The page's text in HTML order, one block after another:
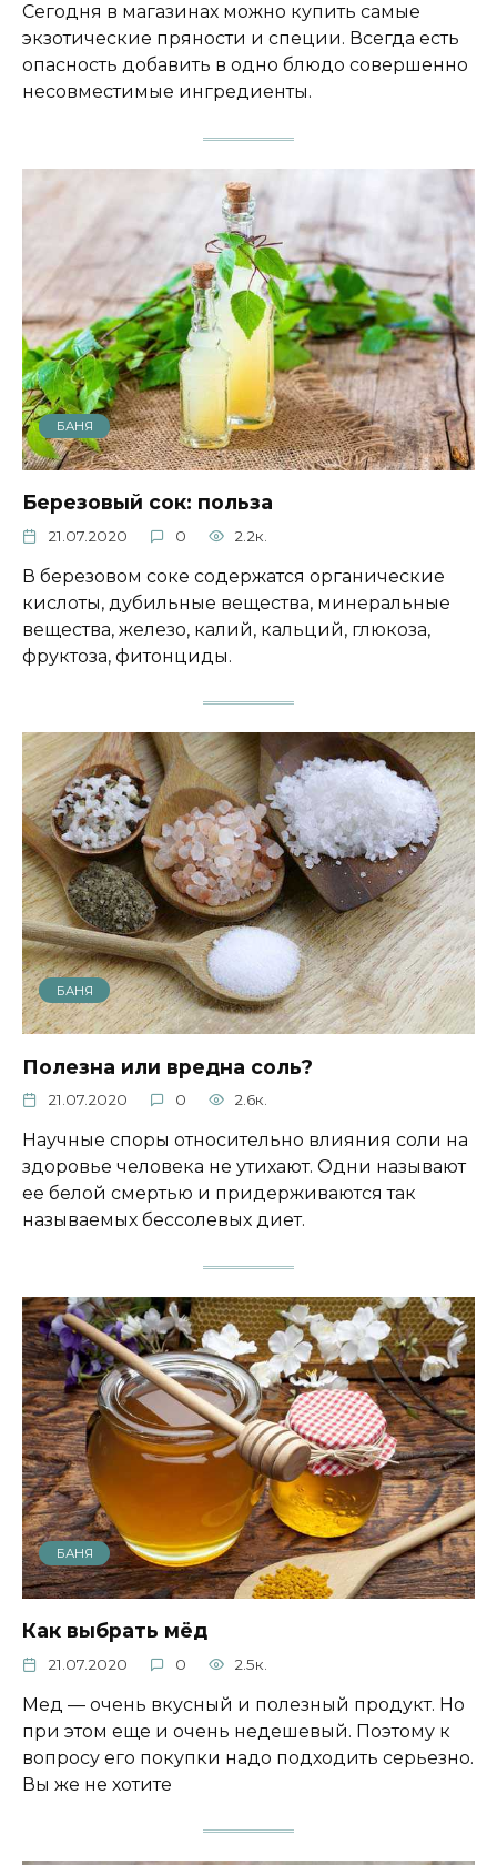
Сегодня в магазинах можно купить самые
экзотические пряности и специи. Всегда есть
опасность добавить в одно блюдо совершенно
несовместимые ингредиенты.
БАНЯ
Березовый сок: польза
21.07.2020 0 2.2к.
В березовом соке содержатся органические
кислоты, дубильные вещества, минеральные
вещества, железо, калий, кальций, глюкоза,
фруктоза, фитонциды.
БАНЯ
Полезна или вредна соль?
21.07.2020 0 2.6к.
Научные споры относительно влияния соли на
здоровье человека не утихают. Одни называют
ее белой смертью и придерживаются так
называемых бессолевых диет.
БАНЯ
Как выбрать мёд
21.07.2020 0 2.5к.
Мед — очень вкусный и полезный продукт. Но
при этом еще и очень недешевый. Поэтому к
вопросу его покупки надо подходить серьезно.
Вы же не хотите